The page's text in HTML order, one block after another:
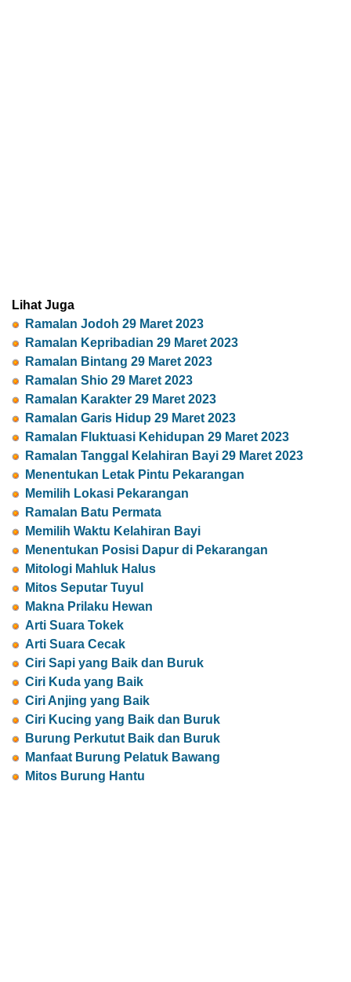
Lihat Juga
Ramalan Jodoh 29 Maret 2023
Ramalan Kepribadian 29 Maret 2023
Ramalan Bintang 29 Maret 2023
Ramalan Shio 29 Maret 2023
Ramalan Karakter 29 Maret 2023
Ramalan Garis Hidup 29 Maret 2023
Ramalan Fluktuasi Kehidupan 29 Maret 2023
Ramalan Tanggal Kelahiran Bayi 29 Maret 2023
Menentukan Letak Pintu Pekarangan
Memilih Lokasi Pekarangan
Ramalan Batu Permata
Memilih Waktu Kelahiran Bayi
Menentukan Posisi Dapur di Pekarangan
Mitologi Mahluk Halus
Mitos Seputar Tuyul
Makna Prilaku Hewan
Arti Suara Tokek
Arti Suara Cecak
Ciri Sapi yang Baik dan Buruk
Ciri Kuda yang Baik
Ciri Anjing yang Baik
Ciri Kucing yang Baik dan Buruk
Burung Perkutut Baik dan Buruk
Manfaat Burung Pelatuk Bawang
Mitos Burung Hantu